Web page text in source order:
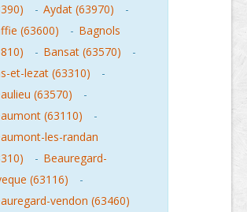
- Aydat (63970)
-
(63600)
- Bagnols
- Bansat (63570)
-
et-lezat (63310)
-
(63570)
-
(63110)
-
les-randan
- Beauregard-
(63116)
-
vendon (63460)